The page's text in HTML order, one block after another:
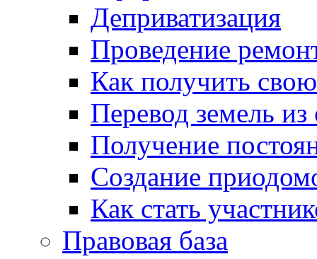
Деприватизация
Проведение
Как получить
Перевод земель
Получение
Создание
Как стать
Правовая база